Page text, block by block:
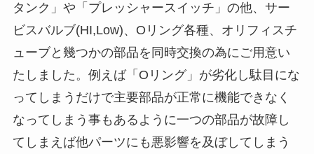
タンク」や「プレッシャースイッチ」の他、サー
ビスバルブ(HI,Low)、Oリング各種、オリフィスチ
ューブと幾つかの部品を同時交換の為にご用意い
たしました。例えば「Oリング」が劣化し駄目にな
ってしまうだけで主要部品が正常に機能できなく
なってしまう事もあるように一つの部品が故障し
てしまえば他パーツにも悪影響を及ぼしてしまう